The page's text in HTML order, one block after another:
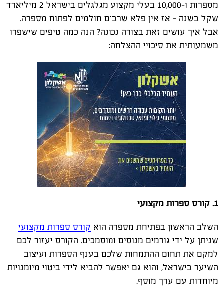
מספרות ו-10,000 בעלי מקצוע מגלגלים בישראל 2 מיליארד
שקל בשנה – אז אין פלא שרבים חולמים לפתוח מספרה.
אבל איך עושים זאת בצורה נכונה? הנה כמה טיפים שישפרו
משמעותית את סיכויי ההצלחה:
1. קורס ספרות מקצועי
השלב הראשון בפתיחת מספרה הוא קורס ספרות מקצועי
שניתן על ידי גורמים מנוסים ומוסמכים. הקורס יעזור לכם
למקם את תחום ההתמחות שלכם בענף הספרות ועיצוב
השיער בישראל, והוא גם יאפשר להביא לידי ביטוי מיומנויות
מיוחדות עם ערך מוסף.